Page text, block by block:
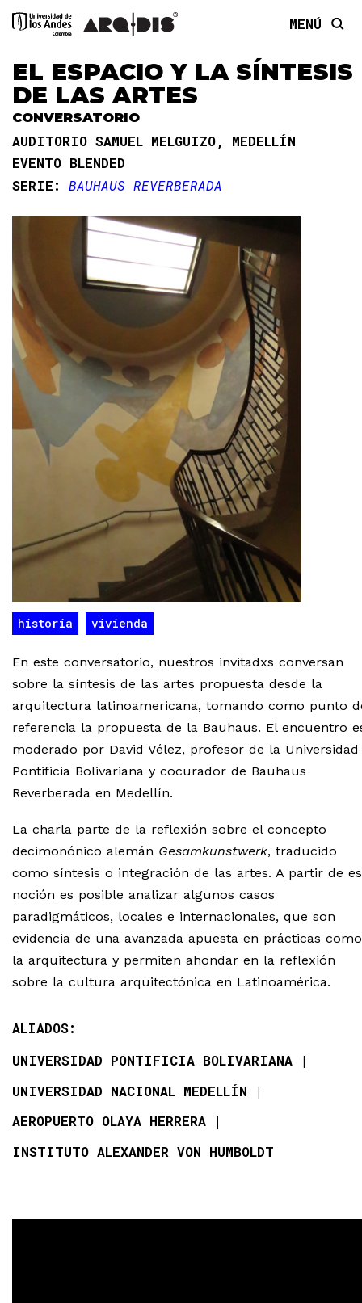
MENÚ
EL ESPACIO Y LA SÍNTESIS
DE LAS ARTES
CONVERSATORIO
AUDITORIO SAMUEL MELGUIZO, MEDELLÍN
EVENTO BLENDED
SERIE: BAUHAUS REVERBERADA
historia vivienda
En este conversatorio, nuestros invitadxs conversan
sobre la síntesis de las artes propuesta desde la
arquitectura latinoamericana, tomando como punto
referencia la propuesta de la Bauhaus. El encuentro
moderado por David Vélez, profesor de la Universidad
Pontificia Bolivariana y cocurador de Bauhaus
Reverberada en Medellín.
La charla parte de la reflexión sobre el concepto
decimonónico alemán Gesamkunstwerk, traducido
como síntesis o integración de las artes. A partir de
noción es posible analizar algunos casos
paradigmáticos, locales e internacionales, que son
evidencia de una avanzada apuesta en prácticas como
la arquitectura y permiten ahondar en la reflexión
sobre la cultura arquitectónica en Latinoamérica.
ALIADOS:
UNIVERSIDAD PONTIFICIA BOLIVARIANA
UNIVERSIDAD NACIONAL MEDELLÍN
AEROPUERTO OLAYA HERRERA
INSTITUTO ALEXANDER VON HUMBOLDT